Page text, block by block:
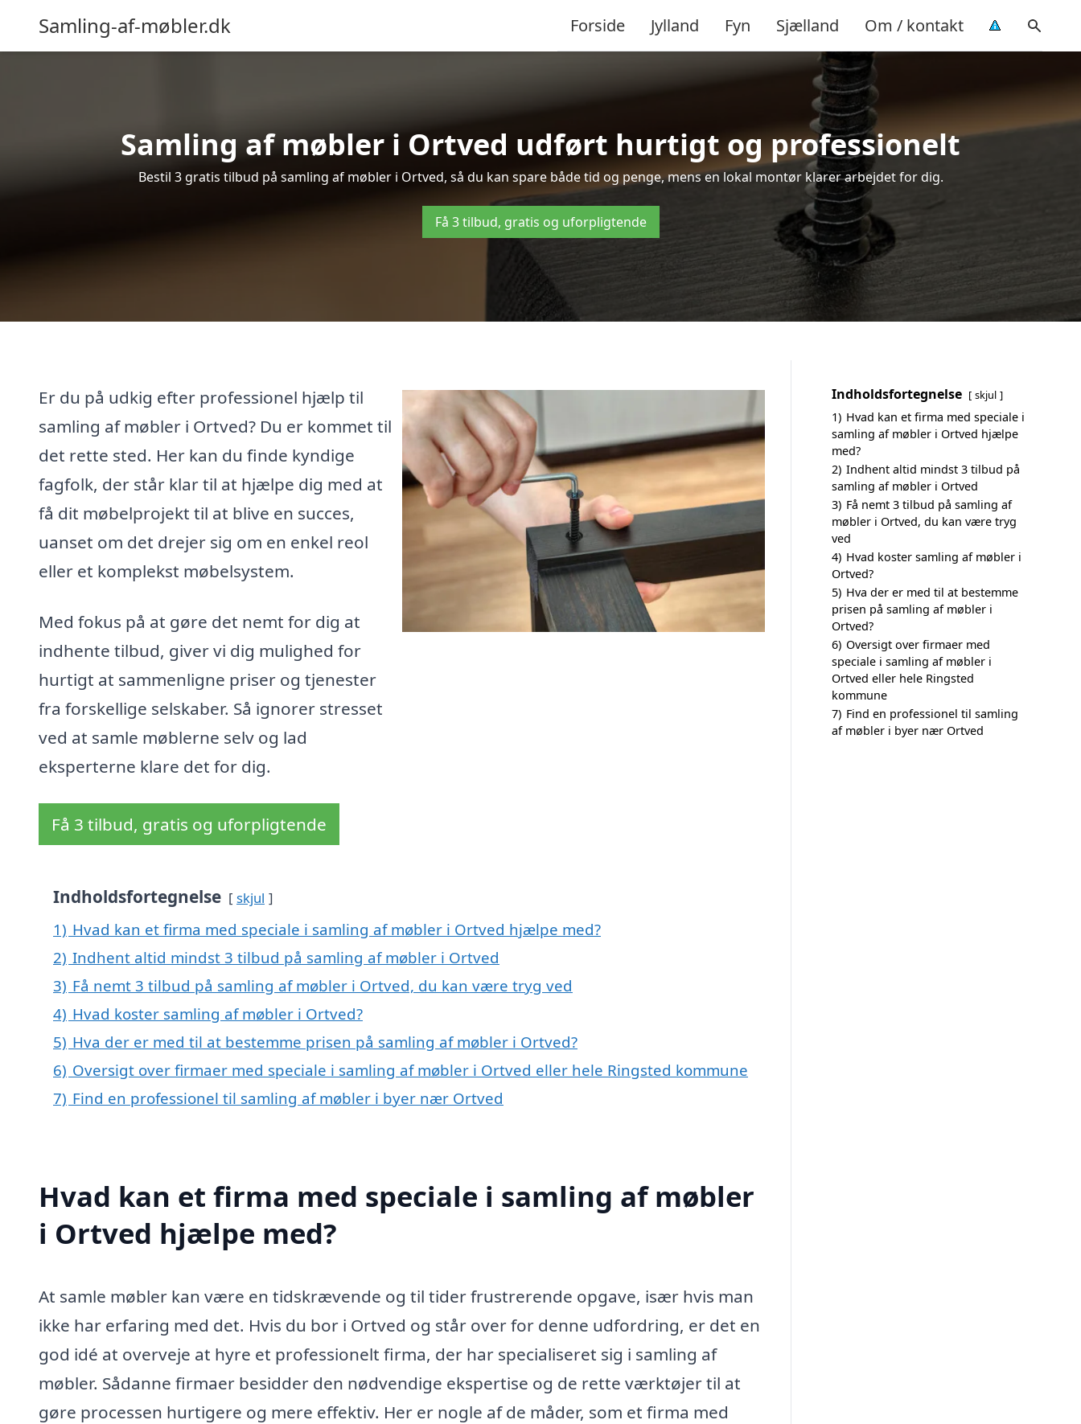
Samling-af-møbler.dk Forside Jylland Fyn Sjælland Om / kontakt
Samling af møbler i Ortved udført hurtigt og professionelt
Bestil 3 gratis tilbud på samling af møbler i Ortved, så du kan spare både tid og penge, mens en lokal montør klarer arbejdet for dig.
Få 3 tilbud, gratis og uforpligtende
Er du på udkig efter professionel hjælp til
samling af møbler i Ortved? Du er kommet til
det rette sted. Her kan du finde kyndige
fagfolk, der står klar til at hjælpe dig med at
få dit møbelprojekt til at blive en succes,
uanset om det drejer sig om en enkel reol
eller et komplekst møbelsystem.
Med fokus på at gøre det nemt for dig at
indhente tilbud, giver vi dig mulighed for
hurtigt at sammenligne priser og tjenester
fra forskellige selskaber. Så ignorer stresset
ved at samle møblerne selv og lad
eksperterne klare det for dig.
Få 3 tilbud, gratis og uforpligtende
Indholdsfortegnelse skjul
1) Hvad kan et firma med speciale i samling af møbler i Ortved hjælpe med?
2) Indhent altid mindst 3 tilbud på samling af møbler i Ortved
3) Få nemt 3 tilbud på samling af møbler i Ortved, du kan være tryg ved
4) Hvad koster samling af møbler i Ortved?
5) Hva der er med til at bestemme prisen på samling af møbler i Ortved?
6) Oversigt over firmaer med speciale i samling af møbler i Ortved eller hele Ringsted kommune
7) Find en professionel til samling af møbler i byer nær Ortved
Hvad kan et firma med speciale i samling af møbler
i Ortved hjælpe med?
At samle møbler kan være en tidskrævende og til tider frustrerende opgave, især hvis man
ikke har erfaring med det. Hvis du bor i Ortved og står over for denne udfordring, er det en
god idé at overveje at hyre et professionelt firma, der har specialiseret sig i samling af
møbler. Sådanne firmaer besidder den nødvendige ekspertise og de rette værktøjer til at
gøre processen hurtigere og mere effektiv. Her er nogle af de måder, som et firma med
Indholdsfortegnelse skjul
1) Hvad kan et firma med speciale i
samling af møbler i Ortved hjælpe
med?
2) Indhent altid mindst 3 tilbud på
samling af møbler i Ortved
3) Få nemt 3 tilbud på samling af
møbler i Ortved, du kan være tryg
ved
4) Hvad koster samling af møbler i
Ortved?
5) Hva der er med til at bestemme
prisen på samling af møbler i
Ortved?
6) Oversigt over firmaer med
speciale i samling af møbler i
Ortved eller hele Ringsted
kommune
7) Find en professionel til samling
af møbler i byer nær Ortved